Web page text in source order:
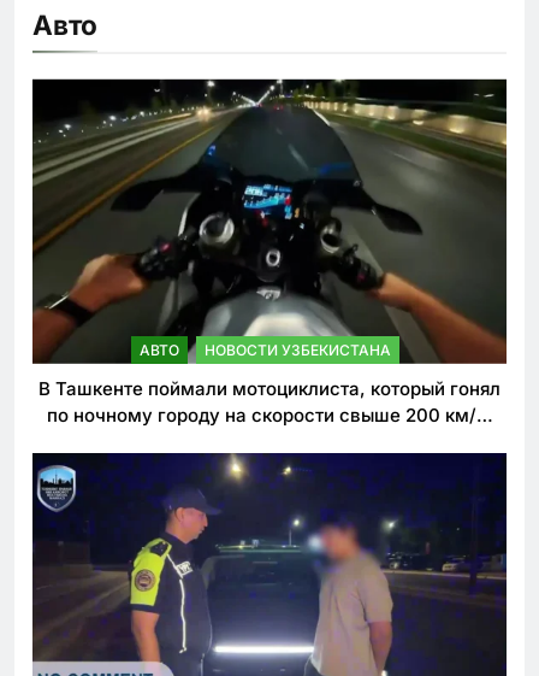
Авто
АВТО НОВОСТИ УЗБЕКИСТАНА
В Ташкенте поймали мотоциклиста, который гонял
по ночному городу на скорости свыше 200 км/ч.